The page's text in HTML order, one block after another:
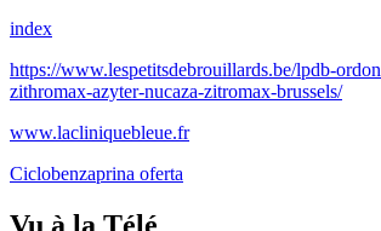
index
https://www.lespetitsdebrouillards.be/lpdb-
zithromax-azyter-nucaza-zitromax-brussels/
www.lacliniquebleue.fr
Ciclobenzaprina oferta